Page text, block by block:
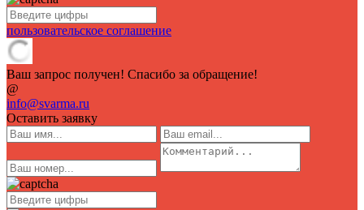
пользовательское соглашение
Ваш запрос получен! Спасибо за обращение!
@
info@svarma.ru
Оставить заявку